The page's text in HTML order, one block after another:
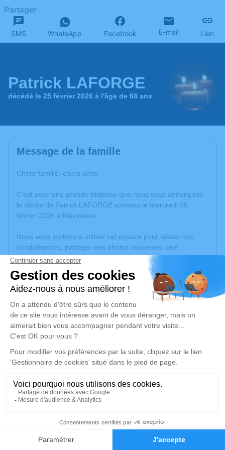
Faire-part Hommages
Partager
SMS WhatsApp Facebook E-mail Lien
Patrick LAFORGE
décédé le 25 février 2026 à l'âge de 68 ans
Message de la famille
Chère famille, chers amis,
C’est avec une grande tristesse que nous vous annonçons
le décès de Patrick LAFORGE survenu le mercredi 25
février 2026 à Meximieux.
Nous vous invitons à utiliser cet espace pour laisser vos
condoléances, partager des photos souvenirs, une
anecdote ou exprimer vos pensées à travers des poèmes
ou des textes. Cet endroit est un lieu d'expression dédié à
honorer la mémoire de Patrick LAFORGE.
Un service de plantation d’arbre hommage estdisponible
vendredi 06 mars 2026 à 13h30
Crématorium de Blyes
75 Allée des Noisetiers